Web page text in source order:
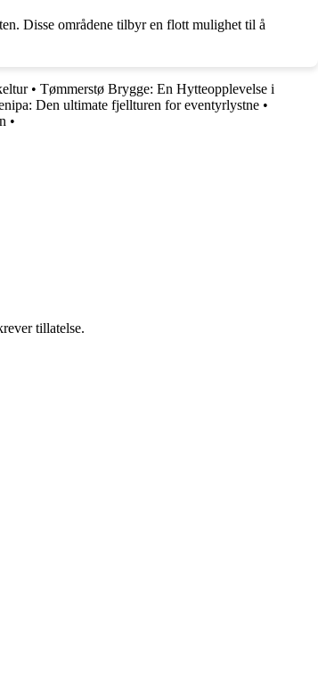
Disse områdene tilbyr en flott mulighet til å
• Tømmerstø Brygge: En Hytteopplevelse i
Den ultimate fjellturen for eventyrlystne •
•
tillatelse.